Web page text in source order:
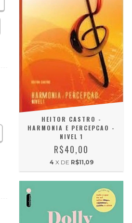
HEITOR CASTRO -
HARMONIA E PERCEPCAO -
NIVEL 1
R$40,00
4 X DE R$11,09